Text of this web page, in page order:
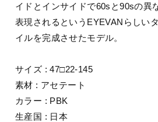
イドとインサイドで60sと90sの異
表現されるというEYEVANらしい
イルを完成させたモデル。
サイズ : 47□22-145
素材 : アセテート
カラー : PBK
生産国 : 日本